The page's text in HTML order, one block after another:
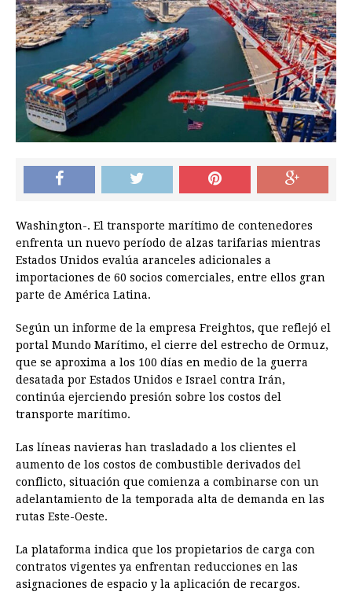
Washington-. El transporte marítimo de contenedores
enfrenta un nuevo período de alzas tarifarias mientras
Estados Unidos evalúa aranceles adicionales a
importaciones de 60 socios comerciales, entre ellos gran
parte de América Latina.
Según un informe de la empresa Freightos, que reflejó el
portal Mundo Marítimo, el cierre del estrecho de Ormuz,
que se aproxima a los 100 días en medio de la guerra
desatada por Estados Unidos e Israel contra Irán,
continúa ejerciendo presión sobre los costos del
transporte marítimo.
Las líneas navieras han trasladado a los clientes el
aumento de los costos de combustible derivados del
conflicto, situación que comienza a combinarse con un
adelantamiento de la temporada alta de demanda en las
rutas Este-Oeste.
La plataforma indica que los propietarios de carga con
contratos vigentes ya enfrentan reducciones en las
asignaciones de espacio y la aplicación de recargos.